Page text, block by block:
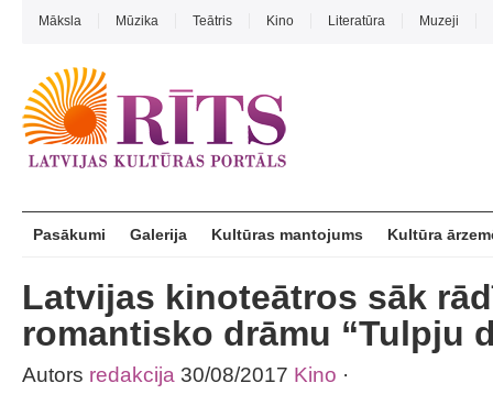
Māksla Mūzika Teātris Kino Literatūra Muzeji
Pasākumi Galerija Kultūras mantojums Kultūra
Latvijas kinoteātros sāk
romantisko drāmu “Tulpju
Autors redakcija 30/08/2017 Kino ·